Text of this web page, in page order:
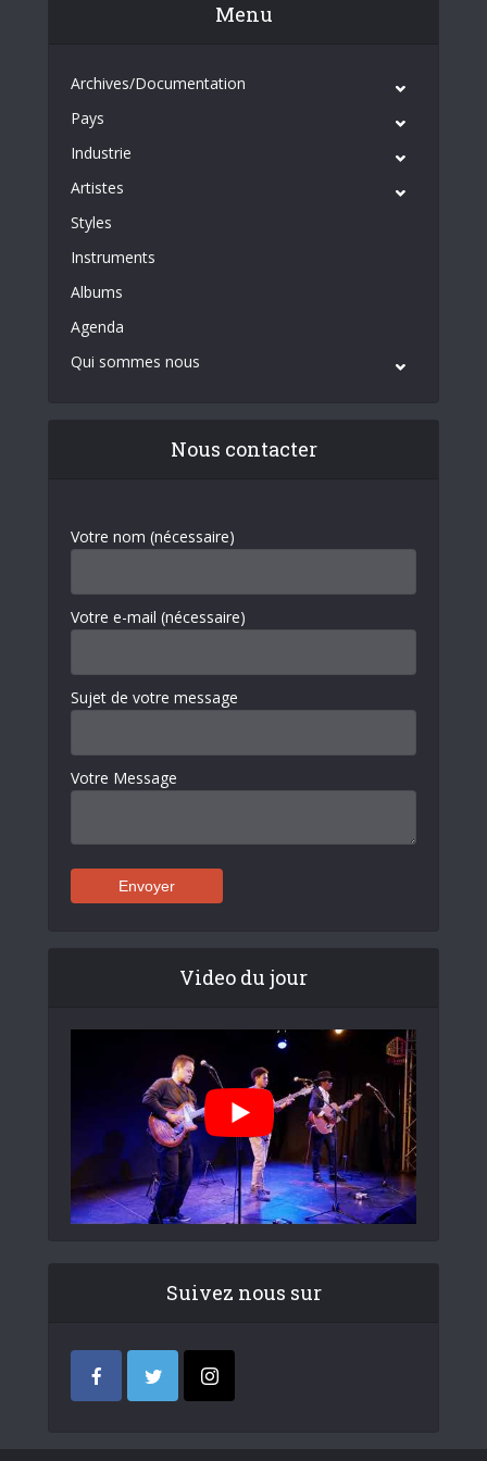
Menu
Archives/Documentation
Pays
Industrie
Artistes
Styles
Instruments
Albums
Agenda
Qui sommes nous
Nous contacter
Votre nom (nécessaire)
Votre e-mail (nécessaire)
Sujet de votre message
Votre Message
Video du jour
Suivez nous sur